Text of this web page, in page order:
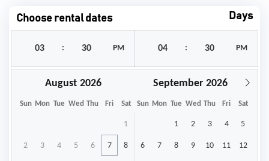
Choose rental dates Days
: PM : PM
August September
Sun Mon Tue Wed Thu Fri Sat Sun Mon Tue Wed Thu Fri Sat
1
2 3 4 5 6 7 8
1 2 3 4 5
6 7 8 9 10 11 12